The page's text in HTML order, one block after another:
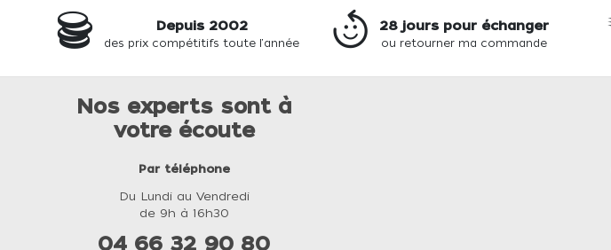
Depuis 2002
des prix compétitifs toute l'année
28 jours pour échanger
ou retourner ma commande
Nos experts sont à
votre écoute
Par téléphone
Du Lundi au Vendredi
de 9h à 16h30
04 66 32 90 80